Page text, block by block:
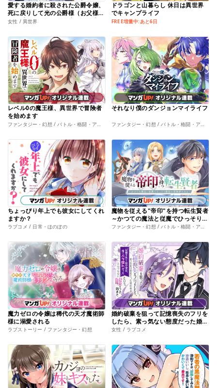
愛する婚約者に殺された公爵令嬢、
死に戻りして光の公爵様（お父様）
の溺愛に気づく 〜今度こそ、生き
女性 / 異世界
ドラゴンと山暮らし 休日は異世界
でキャンプライフ
FREE増量中:あと6日
レベル0の魔王様、異世界で冒険者
を始めます
それなり僕のダンジョンマイライフ
ちょっぴり年上でも彼女にしてくれ
ますか？
ラブコメ / 日常・ほのぼの
魔物を従える"帝印"を持つ転生賢者
～かつての魔法と従魔でひっそり最
強の冒険者になる～
ファンタジー・幻想 / バトル・格闘・アクション
魔力ゼロの令嬢は稀代の天才魔術師
様に溺愛される
ラブストーリー / ファンタジー・幻想
婚約破棄を狙って記憶喪失のフリを
したら、素っ気ない態度だった婚約
者が「記憶を失う前の君は、俺にベ
い嘘をつき始めた
女性 / ラブコメ